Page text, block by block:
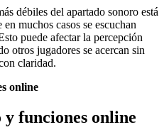
débiles del apartado sonoro está
muchos casos se escuchan
puede afectar la percepción
otros jugadores se acercan sin
claridad.
online
funciones online